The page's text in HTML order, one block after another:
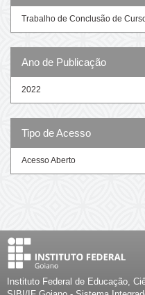
Trabalho de Conclusão de
Ano de Publicação
2022
Tipo de Acesso
Acesso Aberto
Instituto Federal de Educação,